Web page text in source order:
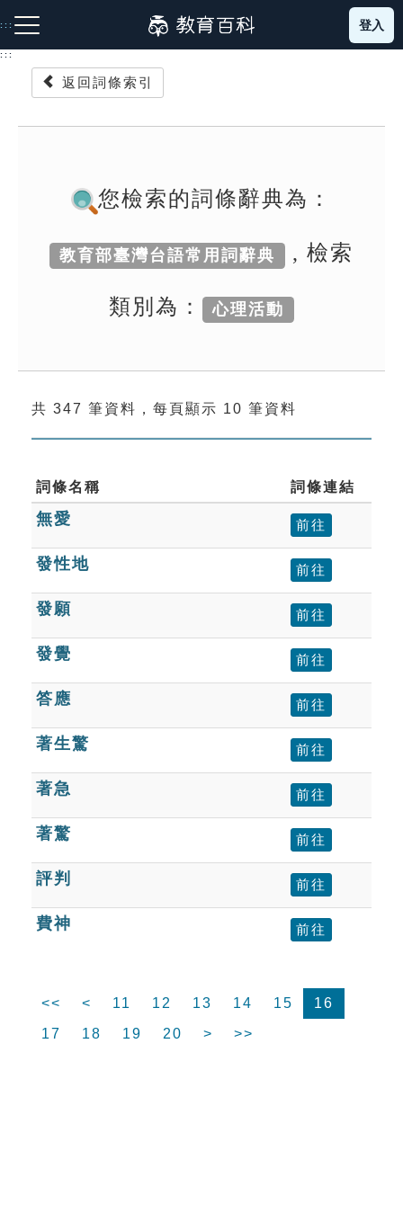
到
主
:::
成語故事
索引選單
單字索引
生命大百科索引
遊戲專區
教學應用
貓頭鷹博士
登入
:::
返回詞條索引
您檢索的詞條辭典為：
教育部臺灣台語常用詞辭典 , 檢索
類別為： 心理活動
共 347 筆資料，每頁顯示 10 筆資料
詞條名稱 詞條連結
無愛 前往
發性地 前往
發願 前往
發覺 前往
答應 前往
著生驚 前往
著急 前往
著驚 前往
評判 前往
費神 前往
<< < 11 12 13 14 15
16
17
18 19 20 > >>